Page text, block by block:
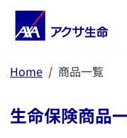
Home 商品一覧
生命保険商品